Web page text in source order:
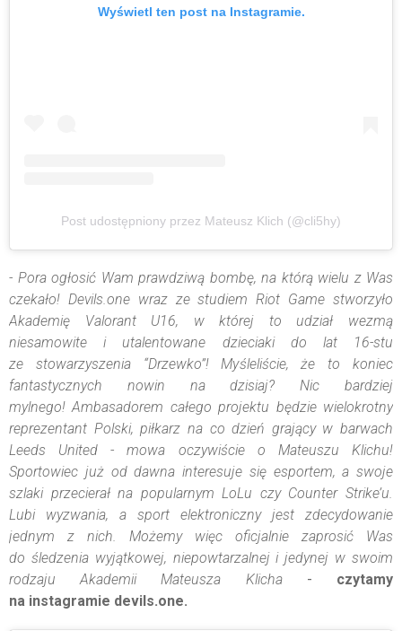
Wyświetl ten post na Instagramie.
Post udostępniony przez Mateusz Klich (@cli5hy)
- Pora ogłosić Wam prawdziwą bombę, na którą wielu z Was
czekało! Devils.one wraz ze studiem Riot Game stworzyło
Akademię Valorant U16, w której to udział wezmą
niesamowite i utalentowane dzieciaki do lat 16-stu
ze stowarzyszenia “Drzewko”! Myśleliście, że to koniec
fantastycznych nowin na dzisiaj? Nic bardziej
mylnego! Ambasadorem całego projektu będzie wielokrotny
reprezentant Polski, piłkarz na co dzień grający w barwach
Leeds United - mowa oczywiście o Mateuszu Klichu!
Sportowiec już od dawna interesuje się esportem, a swoje
szlaki przecierał na popularnym LoLu czy Counter Strike’u.
Lubi wyzwania, a sport elektroniczny jest zdecydowanie
jednym z nich. Możemy więc oficjalnie zaprosić Was
do śledzenia wyjątkowej, niepowtarzalnej i jedynej w swoim
rodzaju Akademii Mateusza Klicha- czytamy
na instagramie devils.one.